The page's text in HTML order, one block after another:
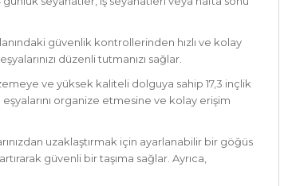
güvenlik kontrollerinden hızlı ve kolay
düzenli tutmanızı sağlar.
ve yüksek kaliteli dolguya sahip 17,3 inçlik
organize etmesine ve kolay erişim
uzaklaştırmak için ayarlanabilir bir göğüs
güvenli bir taşıma sağlar. Ayrıca,